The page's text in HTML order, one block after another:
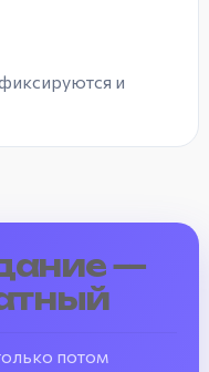
и
—
потом